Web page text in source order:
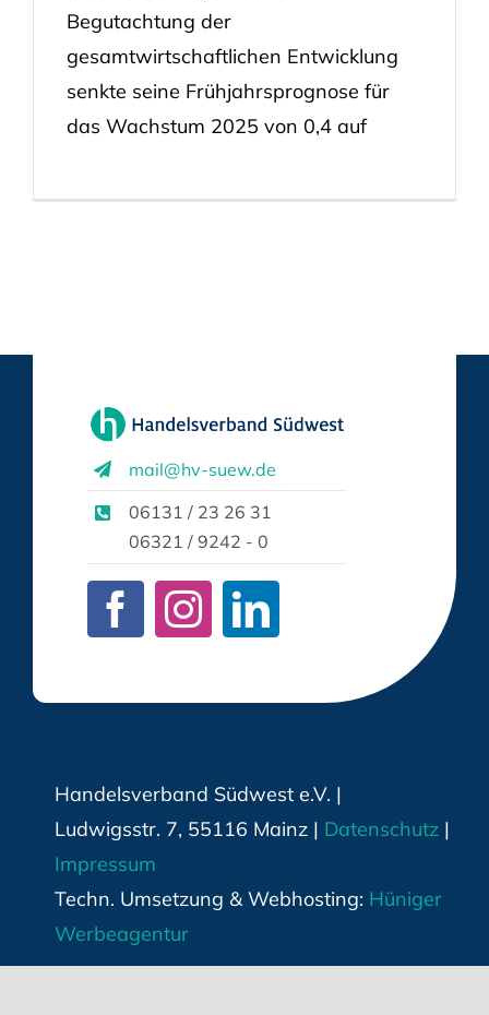
Begutachtung der
gesamtwirtschaftlichen Entwicklung
senkte seine Frühjahrsprognose für
das Wachstum 2025 von 0,4 auf
mail@hv-suew.de
06131 / 23 26 31
06321 / 9242 - 0
Handelsverband Südwest e.V. |
Ludwigsstr. 7, 55116 Mainz | Datenschutz|
Impressum
Techn. Umsetzung & Webhosting: Hüniger
Werbeagentur